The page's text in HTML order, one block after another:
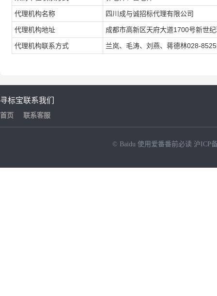
代理机构名称 四川成与诚招标代理有限公司
代理机构地址 成都市高新区天府大道1700号新世
代理机构联系方式 兰岚、毛涛、刘燕、蒋德林028-
寻标宝
首页
联系我们
联系客服
© Baidu 使用爱番番前必读 沪ICP